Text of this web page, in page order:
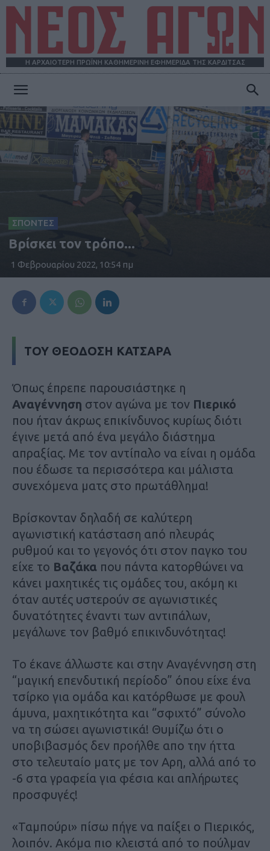
Η ΑΡΧΑΙΟΤΕΡΗ ΠΡΩΪΝΗ ΚΑΘΗΜΕΡΙΝΗ ΕΦΗΜΕΡΙΔΑ ΤΗΣ ΚΑΡΔΙΤΣΑΣ
ΑΓΩΝ
ΣΠΟΝΤΕΣ
Βρίσκει τον τρόπο...
1 Φεβρουαρίου 2022, 10:54 πμ
ΤΟΥ ΘΕΟΔΟΣΗ ΚΑΤΣΑΡΑ
Όπως έπρεπε παρουσιάστηκε η
Αναγέννηση στον αγώνα με τον Πιερικό
που ήταν άκρως επικίνδυνος κυρίως διότι
έγινε μετά από ένα μεγάλο διάστημα
απραξίας. Με τον αντίπαλο να είναι η ομάδα
που έδωσε τα περισσότερα και μάλιστα
συνεχόμενα ματς στο πρωτάθλημα!
Βρίσκονταν δηλαδή σε καλύτερη
αγωνιστική κατάσταση από πλευράς
ρυθμού και το γεγονός ότι στον παγκο του
είχε το Βαζάκα που πάντα κατορθώνει να
κάνει μαχητικές τις ομάδες του, ακόμη κι
όταν αυτές υστερούν σε αγωνιστικές
δυνατότητες έναντι των αντιπάλων,
μεγάλωνε τον βαθμό επικινδυνότητας!
Το έκανε άλλωστε και στην Αναγέννηση στη
“μαγική επενδυτική περίοδο” όπου είχε ένα
τσίρκο για ομάδα και κατόρθωσε με φουλ
άμυνα, μαχητικότητα και “σφιχτό” σύνολο
να τη σώσει αγωνιστικά! Θυμίζω ότι ο
υποβιβασμός δεν προήλθε απο την ήττα
στο τελευταίο ματς με τον Αρη, αλλά από το
-6 στα γραφεία για φέσια και απλήρωτες
προσφυγές!
«Ταμπούρι» πίσω πήγε να παίξει ο Πιερικός,
λοιπόν. Ακόμα πιο κλειστά από το πούλμαν